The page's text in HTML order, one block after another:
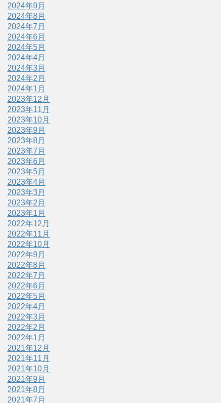
2024年9月
2024年8月
2024年7月
2024年6月
2024年5月
2024年4月
2024年3月
2024年2月
2024年1月
2023年12月
2023年11月
2023年10月
2023年9月
2023年8月
2023年7月
2023年6月
2023年5月
2023年4月
2023年3月
2023年2月
2023年1月
2022年12月
2022年11月
2022年10月
2022年9月
2022年8月
2022年7月
2022年6月
2022年5月
2022年4月
2022年3月
2022年2月
2022年1月
2021年12月
2021年11月
2021年10月
2021年9月
2021年8月
2021年7月